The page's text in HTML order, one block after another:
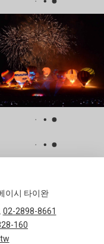
이시 타이완
02-2898-8661
160